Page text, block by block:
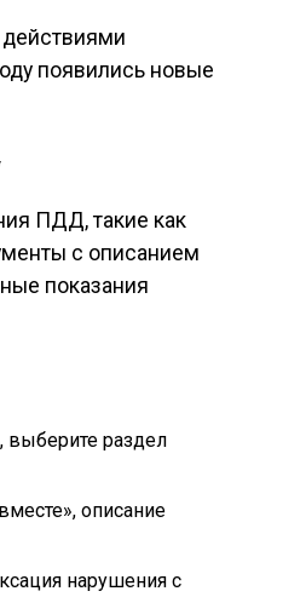
появились новые
ПДД, такие как
с описанием
показания
выберите раздел
описание
нарушения с